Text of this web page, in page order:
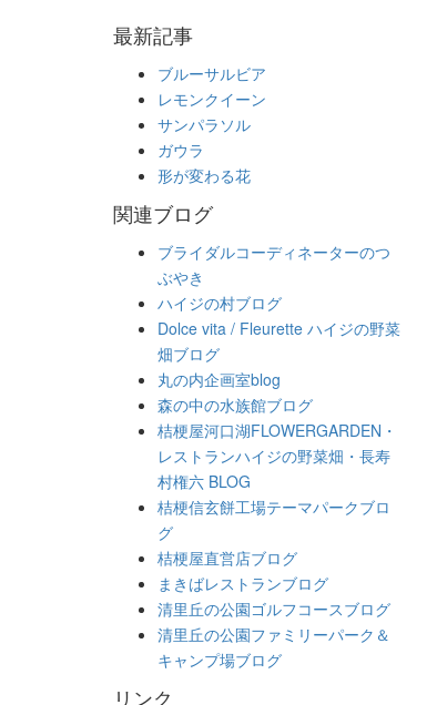
最新記事
ブルーサルビア
レモンクイーン
サンパラソル
ガウラ
形が変わる花
関連ブログ
ブライダルコーディネーターのつ
ぶやき
ハイジの村ブログ
Dolce vita / Fleurette ハイジの野菜
畑ブログ
丸の内企画室blog
森の中の水族館ブログ
桔梗屋河口湖FLOWERGARDEN・
レストランハイジの野菜畑・長寿
村権六 BLOG
桔梗信玄餅工場テーマパークブロ
グ
桔梗屋直営店ブログ
まきばレストランブログ
清里丘の公園ゴルフコースブログ
清里丘の公園ファミリーパーク＆
キャンプ場ブログ
リンク